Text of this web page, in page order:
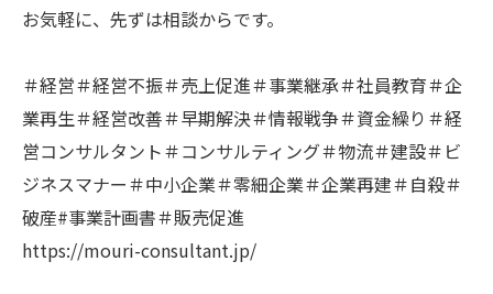
お気軽に、先ずは相談からです。
＃経営＃経営不振＃売上促進＃事業継承＃社員教育＃企
業再生＃経営改善＃早期解決＃情報戦争＃資金繰り＃経
営コンサルタント＃コンサルティング＃物流＃建設＃ビ
ジネスマナー＃中小企業＃零細企業＃企業再建＃自殺＃
破産#事業計画書＃販売促進
https://mouri-consultant.jp/